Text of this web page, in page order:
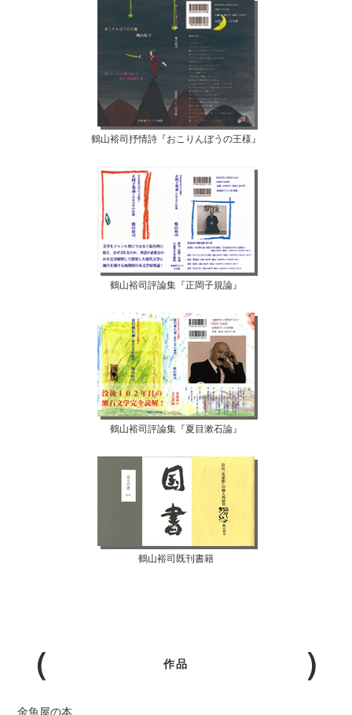
鶴山裕司抒情詩『おこりんぼうの王様』
鶴山裕司評論集『正岡子規論』
鶴山裕司評論集『夏目漱石論』
鶴山裕司既刊書籍
作品